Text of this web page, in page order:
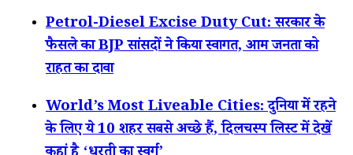
Petrol-Diesel Excise Duty Cut: सरकार के
फैसले का BJP सांसदों ने किया स्वागत, आम जनता को
राहत का दावा
World’s Most Liveable Cities: दुनिया में रहने
के लिए ये 10 शहर सबसे अच्छे हैं, दिलचस्प लिस्ट में देखें